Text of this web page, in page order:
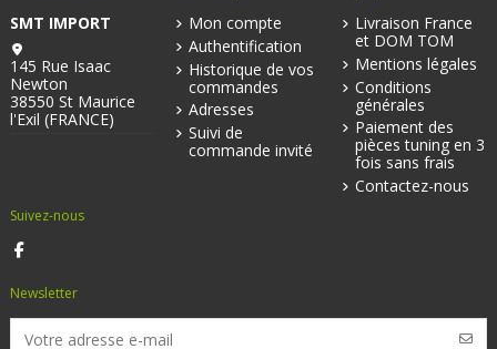
SMT IMPORT
145 Rue Isaac
Newton
38550 St Maurice
l'Exil (FRANCE)
Mon compte
Authentification
Historique de vos
commandes
Adresses
Suivi de
commande invité
Livraison France
et DOM TOM
Mentions légales
Conditions
générales
Paiement des
pièces tuning en 3
fois sans frais
Contactez-nous
Suivez-nous
Newsletter